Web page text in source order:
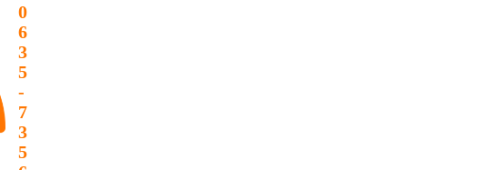
0
6
3
5
-
7
3
5